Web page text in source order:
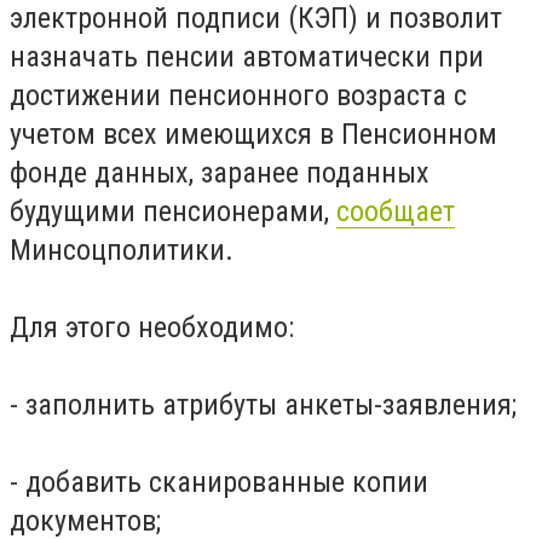
электронной подписи (КЭП) и позволит
назначать пенсии автоматически при
достижении пенсионного возраста с
учетом всех имеющихся в Пенсионном
фонде данных, заранее поданных
будущими пенсионерами, сообщает
Минсоцполитики.
Для этого необходимо:
- заполнить атрибуты анкеты-заявления;
- добавить сканированные копии
документов;